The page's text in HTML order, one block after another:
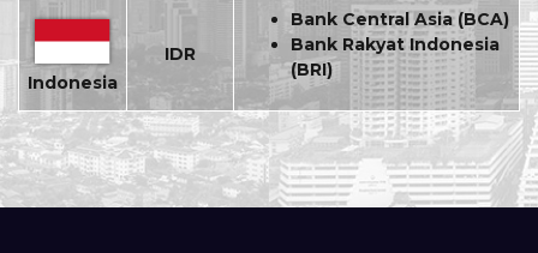
Indonesia
IDR
Bank Central Asia (BCA)
Bank Rakyat Indonesia
(BRI)